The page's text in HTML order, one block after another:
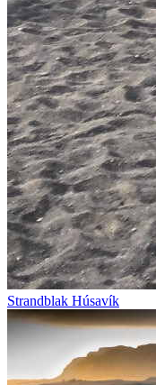
Strandblak Húsavík